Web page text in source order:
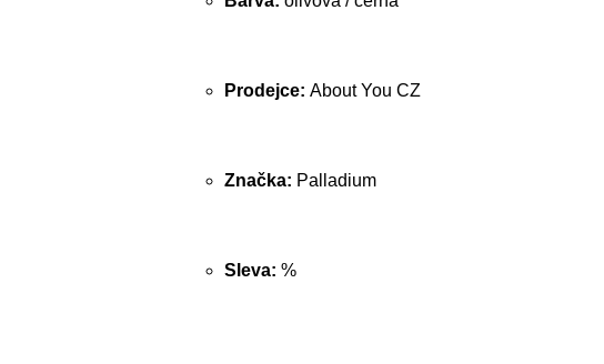
Prodejce: About You CZ
Značka: Palladium
Sleva: %